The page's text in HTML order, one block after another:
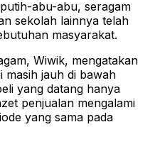
abu-abu, seragam
sekolah lainnya telah
masyarakat.
Wiwik, mengatakan
masih jauh di bawah
yang datang hanya
penjualan mengalami
yang sama pada